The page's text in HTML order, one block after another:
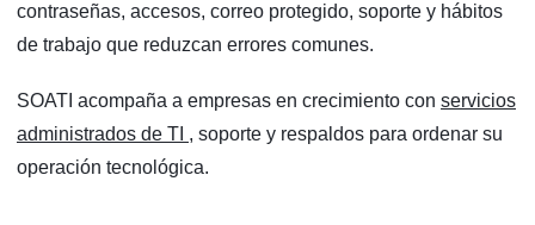
contraseñas, accesos, correo protegido, soporte y hábitos
de trabajo que reduzcan errores comunes.
SOATI acompaña a empresas en crecimiento con servicios
administrados de TI , soporte y respaldos para ordenar su
operación tecnológica.